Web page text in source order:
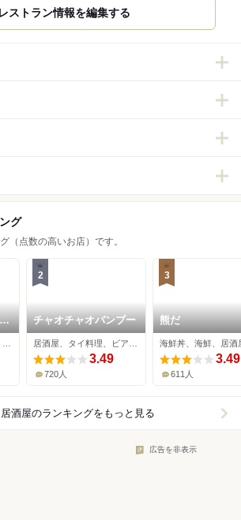
グ
（点数の高いお店）です。
2
チャオチャオバンブー
3.49
720人
3
熊だ
海鮮丼、海鮮、居酒
3.49
611人
酒屋のランキングをもっと見る
広告を非表示